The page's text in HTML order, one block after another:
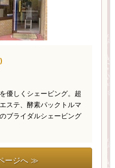
優しくシェービング。超
ステ、酵素パックトルマ
ブライダルシェービング
ージへ ≫